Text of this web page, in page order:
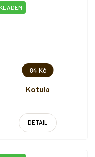
84 Kč
Kotula
DETAIL